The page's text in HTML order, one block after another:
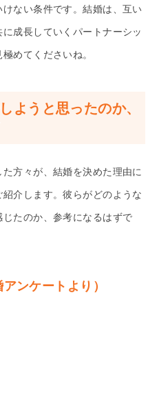
ない条件です。結婚は、互い
成長していくパートナーシッ
めてくださいね。
ようと思ったのか、
方々が、結婚を決めた理由に
介します。彼らがどのような
たのか、参考になるはずで
ンケートより）